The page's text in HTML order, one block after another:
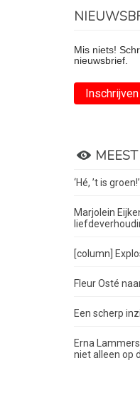
Mis niets!
nieuwsbrief.
Inschrijven
‘Hé, ’t is groen!’
Marjolein
[column]
Fleur Osté
Een scherp
Erna
niet alleen op